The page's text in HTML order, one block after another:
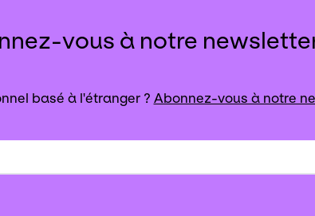
vous à notre
basé à l'étranger ? Abonnez-vous à notre